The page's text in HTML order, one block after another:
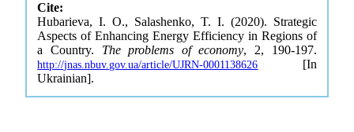
Cite:
Hubarieva, I. O., Salashenko, T. I. (2020). Strategic
Aspects of Enhancing Energy Efficiency in Regions of
a Country. The problems of economy, 2, 190-197.
http://jnas.nbuv.gov.ua/article/UJRN-0001138626 [In
Ukrainian].